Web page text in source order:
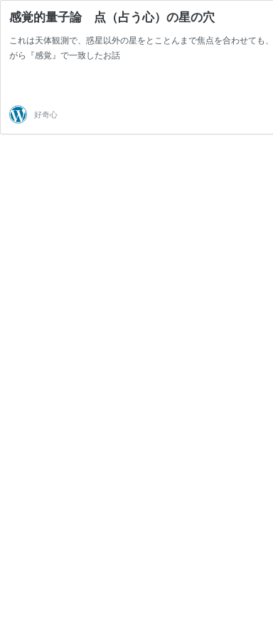
感覚的量子論 点（占う心）の星の穴
これは天体観測で、惑星以外の星をとことんまで焦点を合わせて
がら『感覚』で一致したお話
好奇心